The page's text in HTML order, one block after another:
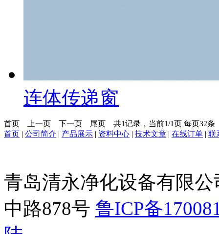
连体传递窗
首页 上一页 下一页 尾页 共1记录，当前1/1页 每页32
首页 | 公司简介 | 产品展示 | 资料中心 | 技术文章 | 在线订单 | 联
青岛清永净化设备有限
中路878号 鲁ICP备